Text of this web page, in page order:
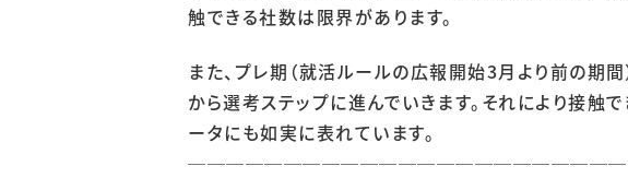
触できる社数は限界があります。
また、プレ期（就活ルールの広報開始3月より前の期
から選考ステップに進んでいきます。それにより接触
ータにも如実に表れています。